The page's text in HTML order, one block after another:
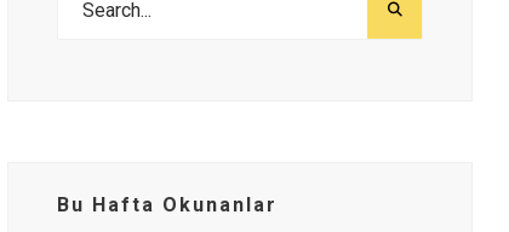
Bu Hafta Okunanlar